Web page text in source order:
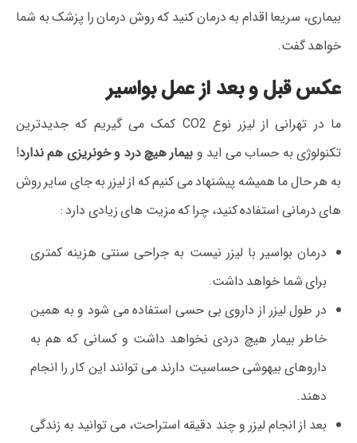
بیماری، سریعا اقدام به درمان کنید که روش درمان را پزشک به شما
خواهد گفت.
عکس قبل و بعد از عمل بواسیر
ما در تهرانی از لیزر نوع CO2 کمک می گیریم که جدیدترین
تکنولوژی به حساب می اید و بیمار هیچ درد و خونریزی هم ندارد!
به هر حال ما همیشه پیشنهاد می کنیم که از لیزر به جای سایر روش
های درمانی استفاده کنید، چرا که مزیت های زیادی دارد :
درمان بواسیر با لیزر نیست به جراحی سنتی هزینه کمتری
برای شما خواهد داشت.
در طول لیزر از داروی بی حسی استفاده می شود و به همین
خاطر بیمار هیچ دردی نخواهد داشت و کسانی که هم به
داروهای بیهوشی حساسیت دارند می توانند این کار را انجام
دهند.
بعد از انجام لیزر و چند دقیقه استراحت، می توانید به زندگی